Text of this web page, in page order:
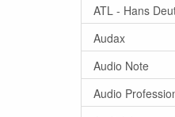
ATL - Hans
Audax
Audio Note
Audio